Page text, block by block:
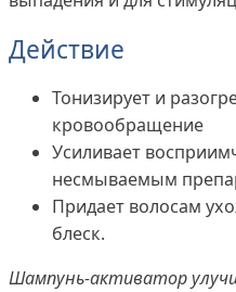
Действие
Тонизирует и
кровообращение
Усиливает
несмываемым
Придает волосам
блеск.
Шампунь-активатор